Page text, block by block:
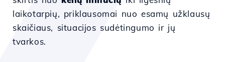
laikotarpių, priklausomai nuo esamų užklausų
skaičiaus, situacijos sudėtingumo ir jų
tvarkos.